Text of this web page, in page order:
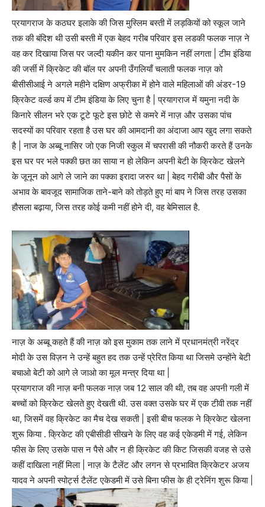
प्रयागराज के कठघर इलाके की जिस मुस्लिम बस्ती में लड़कियों को स्कूल जाने
तक की बंदिश थी उसी बस्ती में एक बेहद गरीब परिवार इस लडकी फलक नाज़ ने
वह कर दिखाया जिस पर जल्दी यकीन कर पाना मुमकिन नहीं लगता | टीम इंडिया
की जर्सी में क्रिकेट की बॉल पर अपनी उँगलियाँ चलाती फलक नाज़ को
बीसीसीआई ने अगले महीने दक्षिण अफ्रीका में होने वाले महिलाओं की अंडर-19
क्रिकेट वर्ल्ड कप में टीम इंडिया के लिए चुना है | प्रयागराज में यमुना नदी के
किनारे सीलन भरे एक टूटे फूटे इस छोटे से कमरे में नाज़ और उसका पांच
सदस्यों का परिवार रहता है उस घर की आमदानी का अंदाजा आप खुद लगा सकते
है | नाज के अब्बू नासिर जो एक निजी स्कुल में चपरासी की नौकरी करते हैं उनके
इस घर पर भले पक्की छत का साया न हो लेकिन अपनी बेटी के क्रिकेट खेलने
के जूनून को आगे ले जाने का पक्का इरादा जरुर था | बेहद गरीबी और पैसों के
अभाव के बावजूद सामाजिक ताने-बाने को तोड़ते हुए मां बाप ने जिस तरह उसका
हौसला बढ़ाया, जिस तरह कोई कमी नहीं होने दी, वह बेमिसाल है.
नाज़ के अब्बू कहते हैं की नाज़ को इस मुकाम तक लाने में प्रधानमंत्री नरेंद्र
मोदी के उस विज़न ने उन्हें बहुत हद तक उन्हें प्रेरित किया था जिसमे उन्होंने बेटी
बचाओ बेटी को आगे ले जाओ का मूल मन्त्र दिया था |
प्रयागराज की नाज़ बनी फलक नाज़ जब 12 साल की थी, तब वह अपनी गली में
बच्चों को क्रिकेट खेलते हुए देखती थी. उस वक्त उसके घर में एक टीवी तक नहीं
था, जिसमें वह क्रिकेट का मैच देख सकती | इसी बीच फलक ने क्रिकेट खेलना
शुरू किया . क्रिकेट की एबीसीडी सीखने के लिए वह कई एकेडमी में गई, लेकिन
फीस के लिए उसके पास न पैसे और न ही क्रिकेट की किट जिसकी वजह से उसे
कहीं दाखिला नहीं मिला | नाज़ के टैलेंट और लगन से प्रभावित क्रिकेटर अजय
यादव ने अपनी स्पोर्ट्स टैलेंट एकेडमी में उसे बिना फीस के ही ट्रेनिंग शुरू किया |